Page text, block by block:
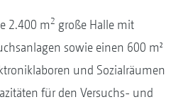
2.400 m2 große Halle mit
sowie einen 600 m²
und Sozialräumen
für den Versuchs- und